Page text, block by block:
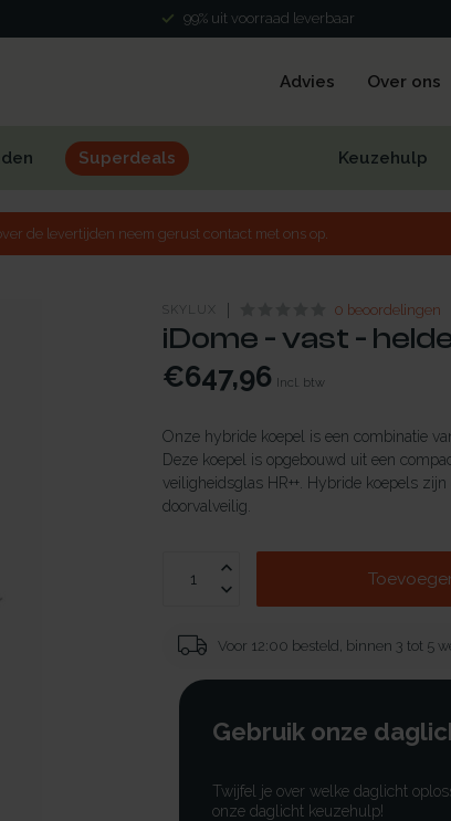
99% uit voorraad leverbaar
Advies Over ons
Superdeals Keuzehulp
de levertijden neem gerust contact met ons op.
SKYLUX 0 beoordelingen
iDome - vast -
€647,96 Incl. btw
Onze hybride koepel is een combinatie
Deze koepel is opgebouwd uit een
veiligheidsglas HR++. Hybride koepels
doorvalveilig.
Voor 12:00 besteld, binnen 3 tot 5
Gebruik onze
Twijfel je over welke daglicht
onze daglicht keuzehulp!